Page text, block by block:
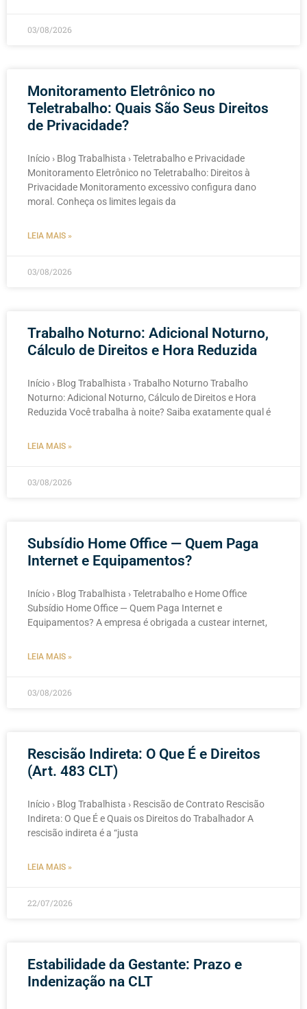
03/08/2026
Monitoramento Eletrônico no
Teletrabalho: Quais São Seus Direitos
de Privacidade?
Início › Blog Trabalhista › Teletrabalho e Privacidade
Monitoramento Eletrônico no Teletrabalho: Direitos à
Privacidade Monitoramento excessivo configura dano
moral. Conheça os limites legais da
LEIA MAIS »
03/08/2026
Trabalho Noturno: Adicional Noturno,
Cálculo de Direitos e Hora Reduzida
Início › Blog Trabalhista › Trabalho Noturno Trabalho
Noturno: Adicional Noturno, Cálculo de Direitos e Hora
Reduzida Você trabalha à noite? Saiba exatamente qual é
LEIA MAIS »
03/08/2026
Subsídio Home Office — Quem Paga
Internet e Equipamentos?
Início › Blog Trabalhista › Teletrabalho e Home Office
Subsídio Home Office — Quem Paga Internet e
Equipamentos? A empresa é obrigada a custear internet,
LEIA MAIS »
03/08/2026
Rescisão Indireta: O Que É e Direitos
(Art. 483 CLT)
Início › Blog Trabalhista › Rescisão de Contrato Rescisão
Indireta: O Que É e Quais os Direitos do Trabalhador A
rescisão indireta é a “justa
LEIA MAIS »
22/07/2026
Estabilidade da Gestante: Prazo e
Indenização na CLT